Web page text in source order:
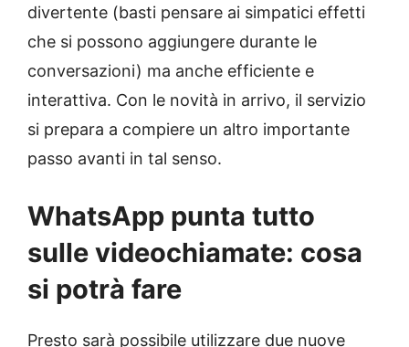
divertente (basti pensare ai simpatici effetti
che si possono aggiungere durante le
conversazioni) ma anche efficiente e
interattiva. Con le novità in arrivo, il servizio
si prepara a compiere un altro importante
passo avanti in tal senso.
WhatsApp punta tutto
sulle videochiamate: cosa
si potrà fare
Presto sarà possibile utilizzare due nuove